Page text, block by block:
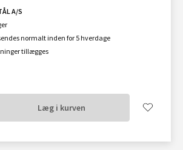
A/S
normalt inden for 5 hverdage
tillægges
Læg i kurven